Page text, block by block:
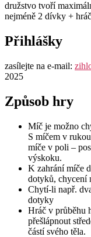
družstvo tvoří
nejméně 2 dívky +
Přihlášky
zasílejte na e-mail:
2025
Způsob hry
Míč je možno
S míčem v
míče v poli –
výskoku.
K zahrání míče
dotyků, chycení
Chytí-li např.
dotyky
Hráč v průběhu
přešlápnout
částí svého těla.